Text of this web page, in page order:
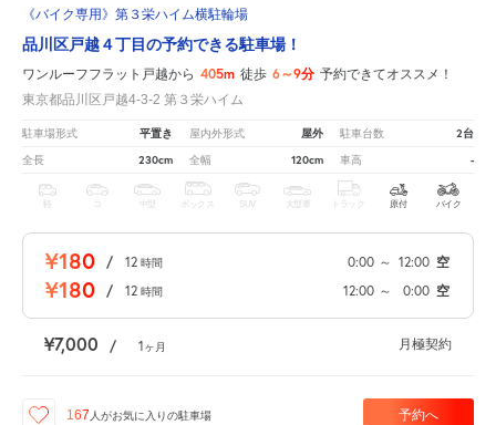
《バイク専用》第３栄ハイム横駐輪場
品川区戸越４丁目の予約できる駐車場！
ワンルーフフラット戸越から 405m 徒歩 6～9分 予約できてオススメ！
東京都品川区戸越4-3-2 第３栄ハイム
駐車場形式 平置き 屋内外形式 屋外 駐車台数 2台
全長 230cm 全幅 120cm 車高 -
軽 中型 ボックス SUV 大型車 トラック 原付 バイク
¥180 / 12 時間 0:00 ～ 12:00 空
¥180 / 12 時間 12:00 ～ 0:00 空
¥7,000 / 1ヶ月 月極契約
167 人がお気に入りの駐車場 予約へ